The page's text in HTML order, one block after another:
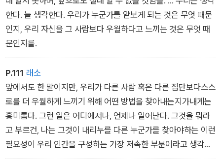
한다. 늘 생각한다. 우리가 누군가를 얕보게 되는 것은 무엇 때문
인지, 우리 자신을 그 사람보다 우월하다고 느끼는 것은 무엇 때
문인지를.
P.111 래소
앞에서도 한 말이지만, 우리가 다른 사람 혹은 다른 집단보다스스
로를 더 우월하게 느끼기 위해 어떤 방법을 찾아내는지가내게는
흥미롭다. 그런 일은 어디에서나, 언제나 일어난다. 그것을 뭐라
고 부르건, 나는 그것이 내리누를 다른 누군가를 찾아야하는 이런
필요성이 우리 인간을 구성하는 가장 저속한 부분이라고 생각한
다.